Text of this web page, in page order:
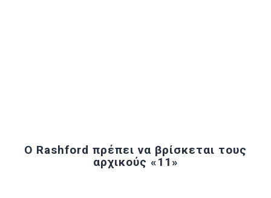
Ο Rashford πρέπει να βρίσκεται τους
αρχικούς «11»